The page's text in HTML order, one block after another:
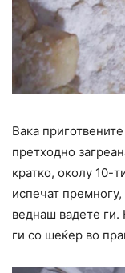
Вака
претходно
кратко, околу 10-
испечат
веднаш вадете ги.
ги со шеќер во